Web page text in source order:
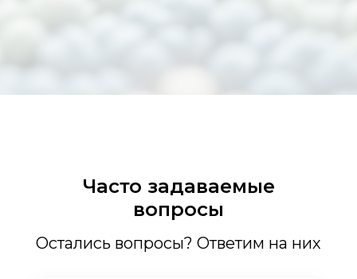
Часто задаваемые
вопросы
Остались вопросы? Ответим на них